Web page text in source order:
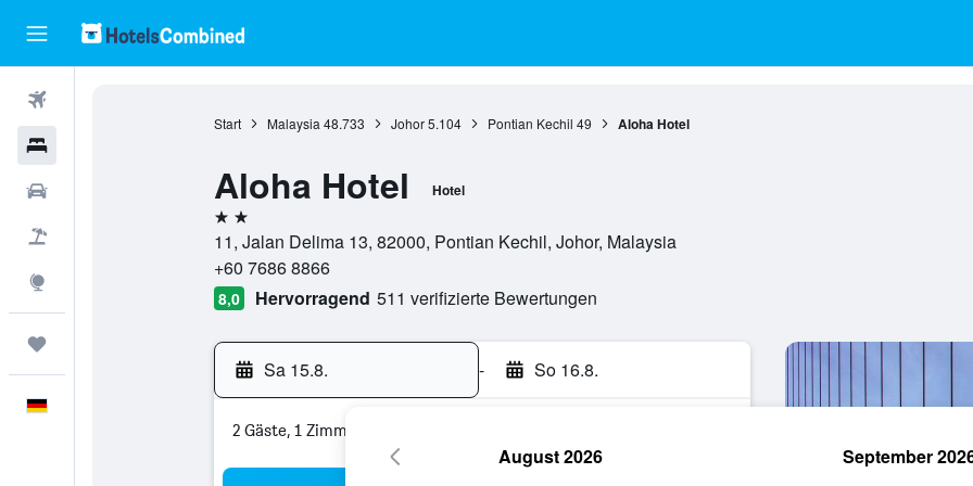
Start Malaysia 48.733 Johor 5.104 Pontian Kechil 49 Aloha Hotel
Aloha Hotel Hotel
2 Sterne
11, Jalan Delima 13, 82000, Pontian Kechil, Johor, Malaysia
+60 7686 8866
8,0 Hervorragend 511 verifizierte Bewertungen
Sa 15.8. - So 16.8.
2 Gäste, 1 Zimmer
August 2026 September